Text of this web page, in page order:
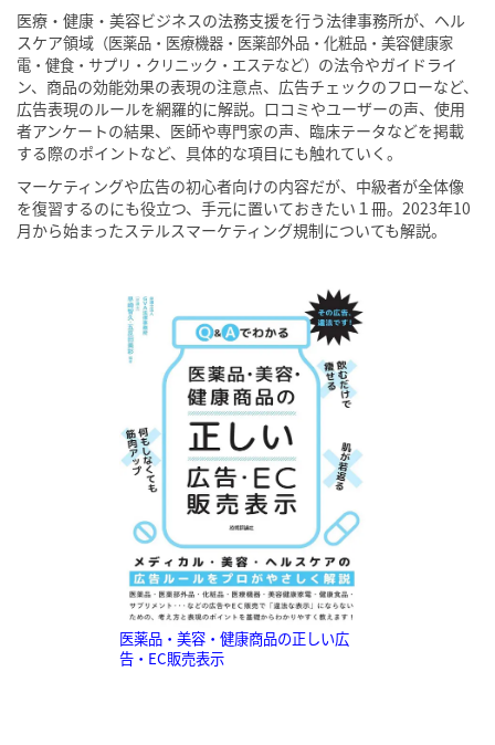
医療・健康・美容ビジネスの法務支援を行う法律事務所が、ヘル
スケア領域 （医薬品・医療機器・医薬部外品・化粧品・美容健康家
電・健食・サプリ・クリニック・エステなど） の法令やガイドライ
ン、商品の効能効果の表現の注意点、広告チェックのフローなど、
広告表現のルールを網羅的に解説。口コミやユーザーの声、使用
者アンケートの結果、医師や専門家の声、臨床テータなどを掲載
する際のポイントなど、具体的な項目にも触れていく。
マーケティングや広告の初心者向けの内容だが、中級者が全体像
を復習するのにも役立つ、手元に置いておきたい１冊。2023年10
月から始まったステルスマーケティング規制についても解説。
医薬品・美容・健康商品の正しい広
告・EC販売表示